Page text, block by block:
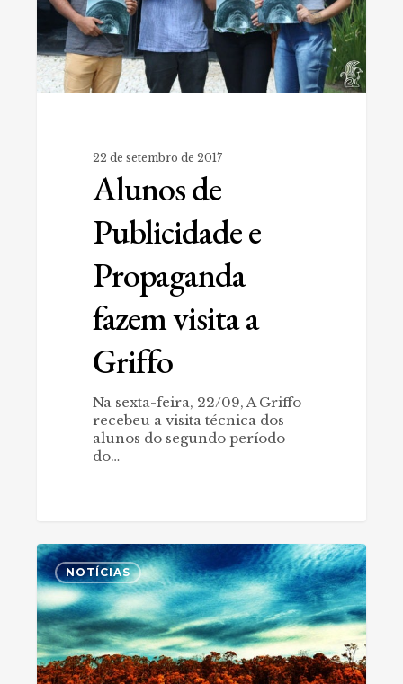
a
Griffo
22 de setembro de 2017
Alunos de
Publicidade e
Propaganda
fazem visita a
Griffo
Na sexta-feira, 22/09, A Griffo
recebeu a visita técnica dos
alunos do segundo período
do…
Quando
as
referências
mudam
teu
norte
NOTÍCIAS
0